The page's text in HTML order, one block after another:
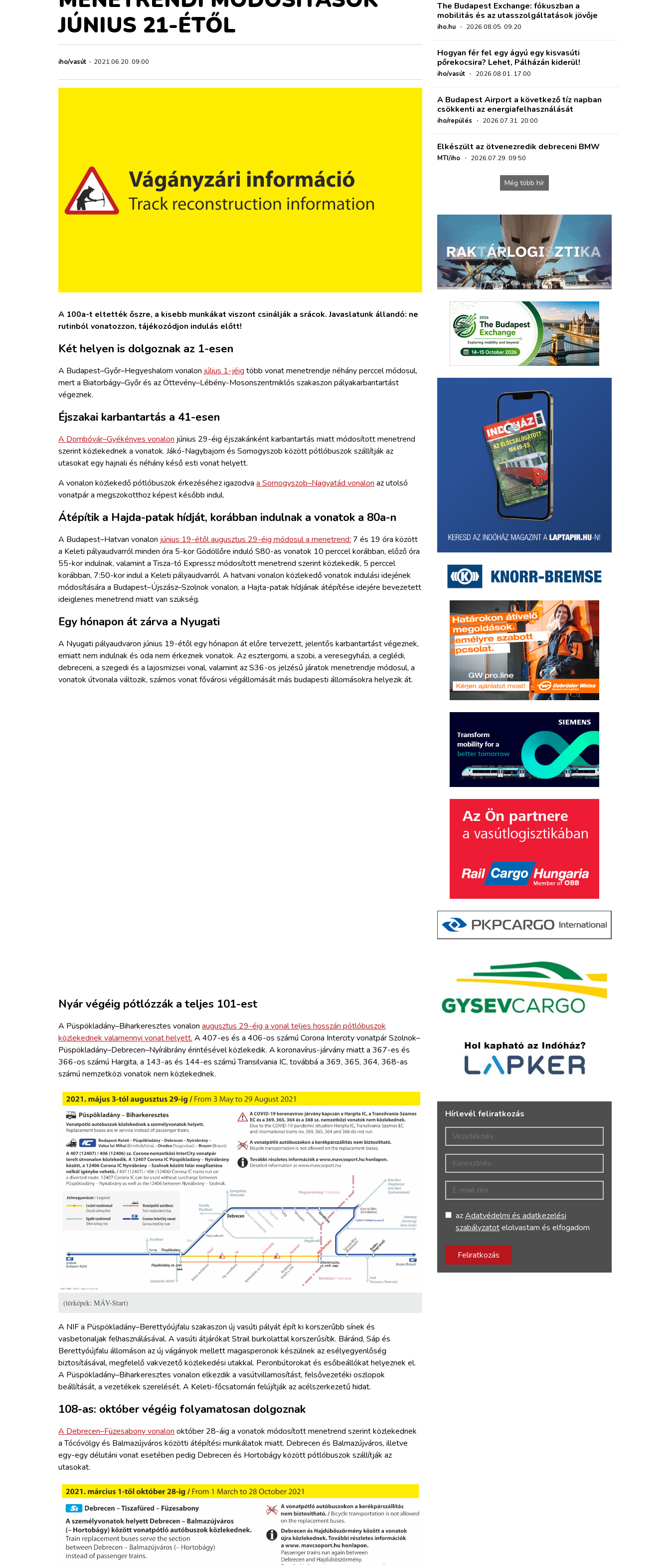
HAJÓZÁS
REGISZTRÁCIÓ
JÚNIUS 21-ÉTŐL
iho/vasút · 2021.06.20. 09:00
A 100a-t eltették őszre, a kisebb munkákat viszont csinálják a srácok. Javaslatunk állandó: ne
rutinból vonatozzon, tájékozódjon indulás előtt!
Két helyen is dolgoznak az 1-esen
A Budapest–Győr–Hegyeshalom vonalon július 1-jéig több vonat menetrendje néhány perccel módosul,
mert a Biatorbágy–Győr és az Öttevény–Lébény-Mosonszentmiklós szakaszon pályakarbantartást
végeznek.
Éjszakai karbantartás a 41-esen
A Dombóvár–Gyékényes vonalonjúnius 29-éig éjszakánként karbantartás miatt módosított menetrend
szerint közlekednek a vonatok. Jákó-Nagybajom és Somogyszob között pótlóbuszok szállítják az
utasokat egy hajnali és néhány késő esti vonat helyett.
A vonalon közlekedő pótlóbuszok érkezéséhez igazodva a Somogyszob–Nagyatád vonalonaz utolsó
vonatpár a megszokotthoz képest később indul.
Átépítik a Hajda-patak hídját, korábban indulnak a vonatok a 80a-n
A Budapest–Hatvan vonalon június 19-étől augusztus 29-éig módosul a menetrend: 7 és 19 óra között
a Keleti pályaudvarról minden óra 5-kor Gödöllőre induló S80-as vonatok 10 perccel korábban, előző óra
55-kor indulnak, valamint a Tisza-tó Expressz módosított menetrend szerint közlekedik, 5 perccel
korábban, 7:50-kor indul a Keleti pályaudvarról. A hatvani vonalon közlekedő vonatok indulási idejének
módosítására a Budapest–Újszász–Szolnok vonalon, a Hajta-patak hídjának átépítése idejére bevezetett
ideiglenes menetrend miatt van szükség.
Egy hónapon át zárva a Nyugati
A Nyugati pályaudvaron június 19-étől egy hónapon át előre tervezett, jelentős karbantartást végeznek,
emiatt nem indulnak és oda nem érkeznek vonatok. Az esztergomi, a szobi, a veresegyházi, a ceglédi,
debreceni, a szegedi és a lajosmizsei vonal, valamint az S36-os jelzésű járatok menetrendje módosul, a
vonatok útvonala változik, számos vonat fővárosi végállomását más budapesti állomásokra helyezik át.
Nyár végéig pótlózzák a teljes 101-est
A Püspökladány–Biharkeresztes vonalon augusztus 29-éig a vonal teljes hosszán pótlóbuszok
közlekednek valamennyi vonat helyett.A 407-es és a 406-os számú Corona Intercity vonatpár Szolnok–
Püspökladány–Debrecen–Nyírábrány érintésével közlekedik. A koronavírus-járvány miatt a 367-es és
366-os számú Hargita, a 143-as és 144-es számú Transilvania IC, továbbá a 369, 365, 364, 368-as
számú nemzetközi vonatok nem közlekednek.
(térképek: MÁV-Start)
A NIF a Püspökladány–Berettyóújfalu szakaszon új vasúti pályát épít ki korszerűbb sínek és
vasbetonaljak felhasználásával. A vasúti átjárókat Strail burkolattal korszerűsítik. Báránd, Sáp és
Berettyóújfalu állomáson az új vágányok mellett magasperonok készülnek az esélyegyenlőség
biztosításával, megfelelő vakvezető közlekedési utakkal. Peronbútorokat és esőbeállókat helyeznek el.
A Püspökladány–Biharkeresztes vonalon elkezdik a vasútvillamosítást, felsővezetéki oszlopok
beállítását, a vezetékek szerelését. A Keleti-főcsatornán felújítják az acélszerkezetű hidat.
108-as: október végéig folyamatosan dolgoznak
A Debrecen–Füzesabony vonalonoktóber 28-áig a vonatok módosított menetrend szerint közlekednek
a Tócóvölgy és Balmazújváros közötti átépítési munkálatok miatt. Debrecen és Balmazújváros, illetve
egy-egy délutáni vonat esetében pedig Debrecen és Hortobágy között pótlóbuszok szállítják az
utasokat.
The Budapest Exchange: fókuszban a
mobilitás és az utasszolgáltatások jövője
iho.hu · 2026.08.05. 09:20
Hogyan fér fel egy ágyú egy kisvasúti
pőrekocsira? Lehet, Pálházán kiderül!
iho/vasút · 2026.08.01. 17:00
A Budapest Airport a következő tíz napban
csökkenti az energiafelhasználását
iho/repülés · 2026.07.31. 20:00
Elkészült az ötvenezredik debreceni BMW
MTI/iho · 2026.07.29. 09:50
Még több hír
Hírlevél feliratkozás
Vezetéknév
Keresztnév
E-mail cím
azAdatvédelmi és adatkezelési
szabályzatotelolvastam és elfogadom
Feliratkozás